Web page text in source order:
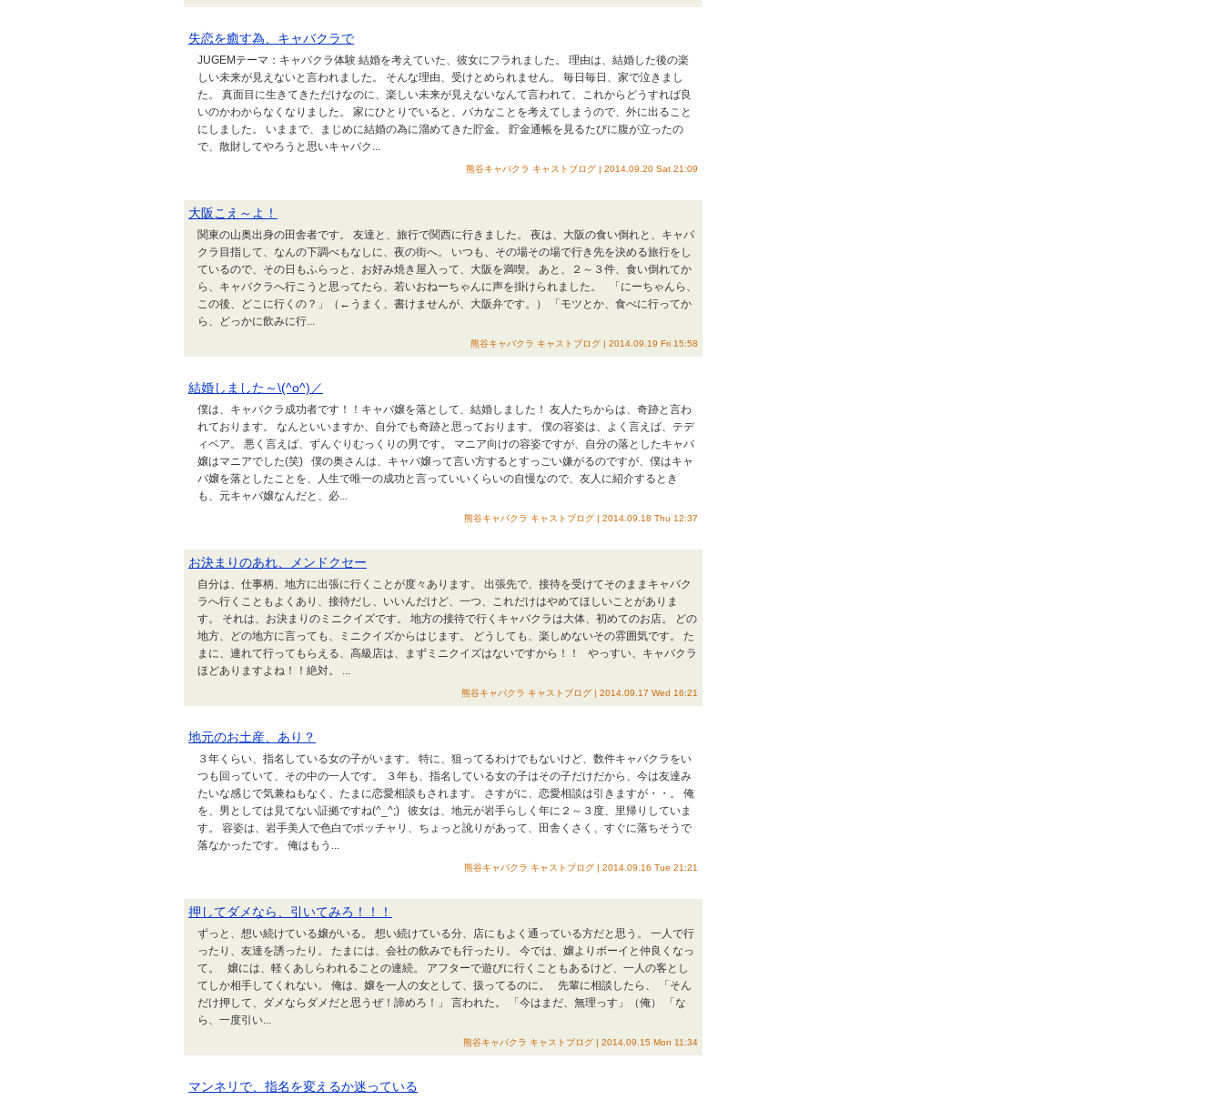
失恋を癒す為、キャバクラで
JUGEMテーマ：キャバクラ体験 結婚を考えていた、彼女にフラれました。 理由は、結婚した後の楽
しい未来が見えないと言われました。 そんな理由、受けとめられません。 毎日毎日、家で泣きまし
た。 真面目に生きてきただけなのに、楽しい未来が見えないなんて言われて、これからどうすれば良
いのかわからなくなりました。 家にひとりでいると、バカなことを考えてしまうので、外に出ること
にしました。 いままで、まじめに結婚の為に溜めてきた貯金。 貯金通帳を見るたびに腹が立ったの
で、散財してやろうと思いキャバク...
熊谷キャバクラ キャストブログ | 2014.09.20 Sat 21:09
大阪こえ～よ！
関東の山奥出身の田舎者です。 友達と、旅行で関西に行きました。 夜は、大阪の食い倒れと、キャバ
クラ目指して、なんの下調べもなしに、夜の街へ。 いつも、その場その場で行き先を決める旅行をし
ているので、その日もふらっと、お好み焼き屋入って、大阪を満喫。 あと、２～３件、食い倒れてか
ら、キャバクラへ行こうと思ってたら、若いおねーちゃんに声を掛けられました。 「にーちゃんら、
この後、どこに行くの？」（←うまく、書けませんが、大阪弁です。） 「モツとか、食べに行ってか
ら、どっかに飲みに行...
熊谷キャバクラ キャストブログ | 2014.09.19 Fri 15:58
結婚しました～\(^o^)／
僕は、キャバクラ成功者です！！キャバ嬢を落として、結婚しました！ 友人たちからは、奇跡と言わ
れております。 なんといいますか、自分でも奇跡と思っております。 僕の容姿は、よく言えば、テデ
ィベア。 悪く言えば、ずんぐりむっくりの男です。 マニア向けの容姿ですが、自分の落としたキャバ
嬢はマニアでした(笑) 僕の奥さんは、キャバ嬢って言い方するとすっごい嫌がるのですが、僕はキャ
バ嬢を落としたことを、人生で唯一の成功と言っていいくらいの自慢なので、友人に紹介するとき
も、元キャバ嬢なんだと、必...
熊谷キャバクラ キャストブログ | 2014.09.18 Thu 12:37
お決まりのあれ、メンドクセー
自分は、仕事柄、地方に出張に行くことが度々あります。 出張先で、接待を受けてそのままキャバク
ラへ行くこともよくあり、接待だし、いいんだけど、一つ、これだけはやめてほしいことがありま
す。 それは、お決まりのミニクイズです。 地方の接待で行くキャバクラは大体、初めてのお店。 どの
地方、どの地方に言っても、ミニクイズからはじます。 どうしても、楽しめないその雰囲気です。 た
まに、連れて行ってもらえる、高級店は、まずミニクイズはないですから！！ やっすい、キャバクラ
ほどありますよね！！絶対。 ...
熊谷キャバクラ キャストブログ | 2014.09.17 Wed 16:21
地元のお土産、あり？
３年くらい、指名している女の子がいます。 特に、狙ってるわけでもないけど、数件キャバクラをい
つも回っていて、その中の一人です。 ３年も、指名している女の子はその子だけだから、今は友達み
たいな感じで気兼ねもなく、たまに恋愛相談もされます。 さすがに、恋愛相談は引きますが・・。 俺
を、男としては見てない証拠ですね(^_^;) 彼女は、地元が岩手らしく年に２～３度、里帰りしていま
す。 容姿は、岩手美人で色白でポッチャリ、ちょっと訛りがあって、田舎くさく、すぐに落ちそうで
落なかったです。 俺はもう...
熊谷キャバクラ キャストブログ | 2014.09.16 Tue 21:21
押してダメなら、引いてみろ！！！
ずっと、想い続けている嬢がいる。 想い続けている分、店にもよく通っている方だと思う。 一人で行
ったり、友達を誘ったり。 たまには、会社の飲みでも行ったり。 今では、嬢よりボーイと仲良くなっ
て。 嬢には、軽くあしらわれることの連続。 アフターで遊びに行くこともあるけど、一人の客とし
てしか相手してくれない。 俺は、嬢を一人の女として、扱ってるのに。 先輩に相談したら、 「そん
だけ押して、ダメならダメだと思うぜ！諦めろ！」 言われた。 「今はまだ、無理っす」（俺） 「な
ら、一度引い...
熊谷キャバクラ キャストブログ | 2014.09.15 Mon 11:34
マンネリで、指名を変えるか迷っている